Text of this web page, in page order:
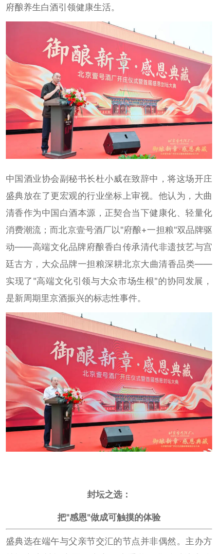
府酿养生白酒引领健康生活。
中国酒业协会副秘书长杜小威在致辞中，将这场开庄
盛典放在了更宏观的行业坐标上审视。他认为，大曲
清香作为中国白酒本源，正契合当下健康化、轻量化
消费潮流；而北京壹号酒厂以"府酿+一担粮"双品牌驱
动——高端文化品牌府酿香白传承清代非遗技艺与宫
廷古方，大众品牌一担粮深耕北京大曲清香品类——
实现了"高端文化引领与大众市场生根"的协同发展，
是新周期里京酒振兴的标志性事件。
封坛之选：
把"感恩"做成可触摸的体验
盛典选在端午与父亲节交汇的节点并非偶然。主办方